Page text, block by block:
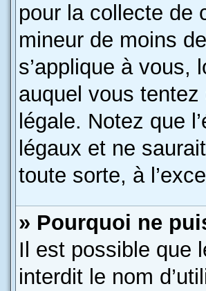
pour la collecte de
mineur de moins
s’applique à vous,
auquel vous
légale. Notez que
légaux et ne
toute sorte, à
» Pourquoi ne
Il est possible que
interdit le nom